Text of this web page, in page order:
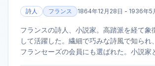
詩人 フランス 1864年12月28日 - 1936年5
フランスの詩人、小説家。高踏派を経て象
して活躍した。繊細で巧みな詩風で知られ
フランセーズの会員にも選ばれた。小説家